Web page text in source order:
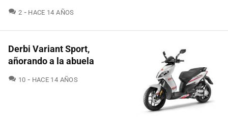
2 COMENTARIOS
HACE 14 AÑOS
Derbi Variant Sport,
añorando a la abuela
10 COMENTARIOS
HACE 14 AÑOS